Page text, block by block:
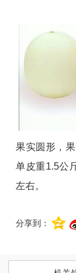
果实圆形，
单皮重1.5公
左右。
分享到：